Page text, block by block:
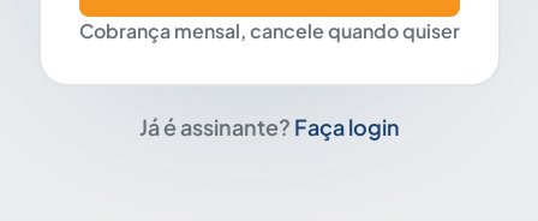
Cobrança mensal, cancele quando quiser
Já é assinante? Faça login